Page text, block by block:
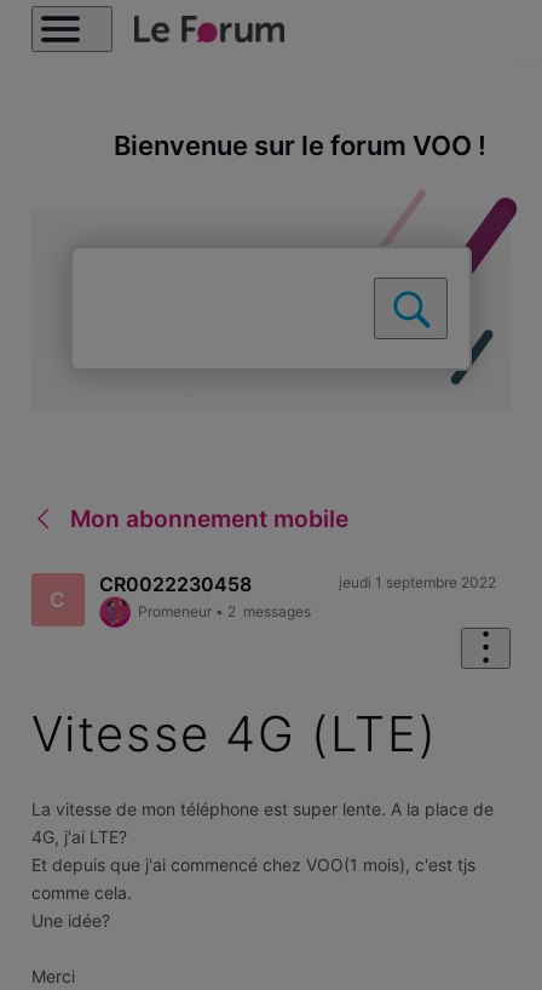
Bienvenue sur le forum VOO !
Mon abonnement mobile
C
CR0022230458
Promeneur • 2 messages
jeudi 1 septembre 2022
Vitesse 4G (LTE)
La vitesse de mon téléphone est super lente. A la place de
4G, j'ai LTE?
Et depuis que j'ai commencé chez VOO(1 mois), c'est tjs
comme cela.
Une idée?
Merci